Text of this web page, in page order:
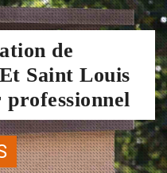
de
Saint Louis